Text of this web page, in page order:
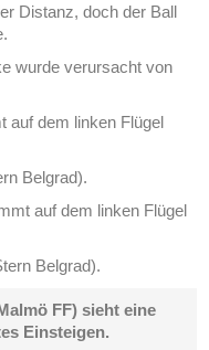
Distanz, doch der Ball
wurde verursacht von
auf dem linken Flügel
Belgrad).
auf dem linken Flügel
Belgrad).
FF) sieht eine
Einsteigen.